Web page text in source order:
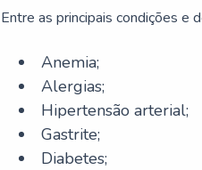
Entre as principais condições e
Anemia;
Alergias;
Hipertensão arterial;
Gastrite;
Diabetes;